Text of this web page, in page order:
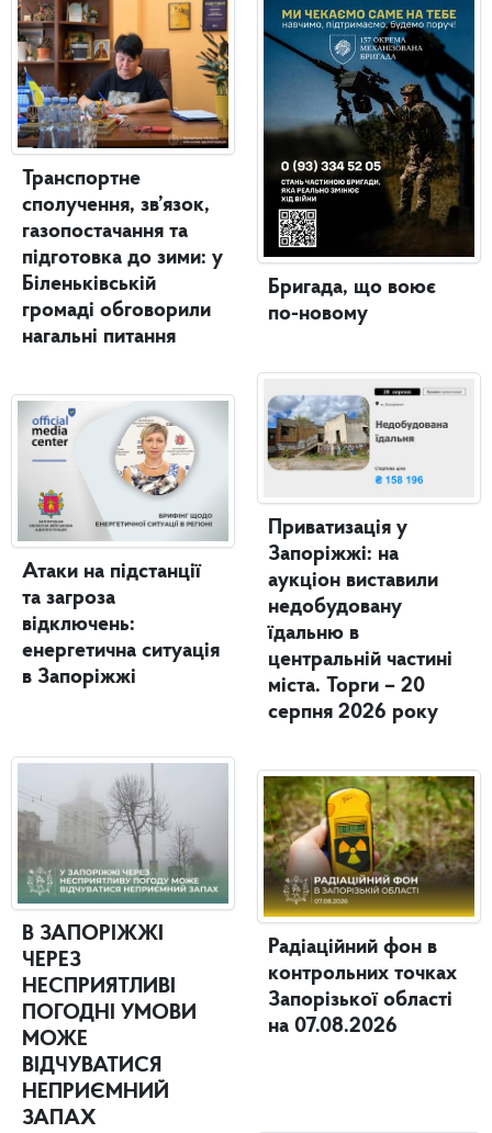
Транспортне
сполучення, зв’язок,
газопостачання та
підготовка до зими: у
Біленьківській
громаді обговорили
нагальні питання
Атаки на підстанції
та загроза
відключень:
енергетична ситуація
в Запоріжжі
В ЗАПОРІЖЖІ
ЧЕРЕЗ
НЕСПРИЯТЛИВІ
ПОГОДНІ УМОВИ
МОЖЕ
ВІДЧУВАТИСЯ
НЕПРИЄМНИЙ
ЗАПАХ
Бригада, що воює
по-новому
Приватизація у
Запоріжжі: на
аукціон виставили
недобудовану
їдальню в
центральній частині
міста. Торги – 20
серпня 2026 року
Радіаційний фон в
контрольних точках
Запорізької області
на 07.08.2026